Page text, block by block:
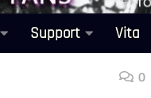
Support Vita
0